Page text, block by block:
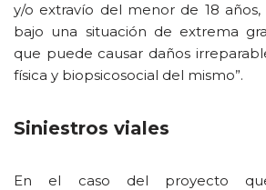
y/o extravío del menor de 18
bajo una situación de extrema
que puede causar daños
física y biopsicosocial del mismo”.
Siniestros viales
En el caso del proyecto